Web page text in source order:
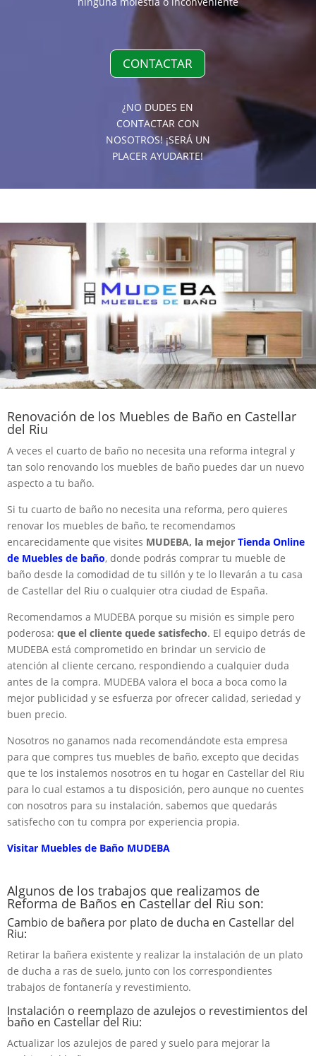
CONTACTAR
¿NO DUDES EN
CONTACTAR CON
NOSOTROS! ¡SERÁ UN
PLACER AYUDARTE!
Renovación de los Muebles de Baño en Castellar
del Riu
A veces el cuarto de baño no necesita una reforma integral y
tan solo renovando los muebles de baño puedes dar un nuevo
aspecto a tu baño.
Si tu cuarto de baño no necesita una reforma, pero quieres
renovar los muebles de baño, te recomendamos
encarecidamente que visites MUDEBA, la mejor Tienda Online
de Muebles de baño, donde podrás comprar tu mueble de
baño desde la comodidad de tu sillón y te lo llevarán a tu casa
de Castellar del Riu o cualquier otra ciudad de España.
Recomendamos a MUDEBA porque su misión es simple pero
poderosa: que el cliente quede satisfecho. El equipo detrás de
MUDEBA está comprometido en brindar un servicio de
atención al cliente cercano, respondiendo a cualquier duda
antes de la compra. MUDEBA valora el boca a boca como la
mejor publicidad y se esfuerza por ofrecer calidad, seriedad y
buen precio.
Nosotros no ganamos nada recomendándote esta empresa
para que compres tus muebles de baño, excepto que decidas
que te los instalemos nosotros en tu hogar en Castellar del Riu
para lo cual estamos a tu disposición, pero aunque no cuentes
con nosotros para su instalación, sabemos que quedarás
satisfecho con tu compra por experiencia propia.
Visitar Muebles de Baño MUDEBA
Algunos de los trabajos que realizamos de
Reforma de Baños en Castellar del Riu son:
Cambio de bañera por plato de ducha en Castellar del
Riu:
Retirar la bañera existente y realizar la instalación de un plato
de ducha a ras de suelo, junto con los correspondientes
trabajos de fontanería y revestimiento.
Instalación o reemplazo de azulejos o revestimientos del
baño en Castellar del Riu:
Actualizar los azulejos de pared y suelo para mejorar la